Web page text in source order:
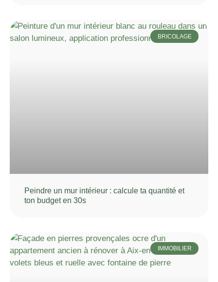
BRICOLAGE
Peindre un mur intérieur : calcule ta quantité et
ton budget en 30s
IMMOBILIER